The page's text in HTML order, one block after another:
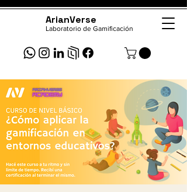
ArianVerse
Laboratorio de Gamificación